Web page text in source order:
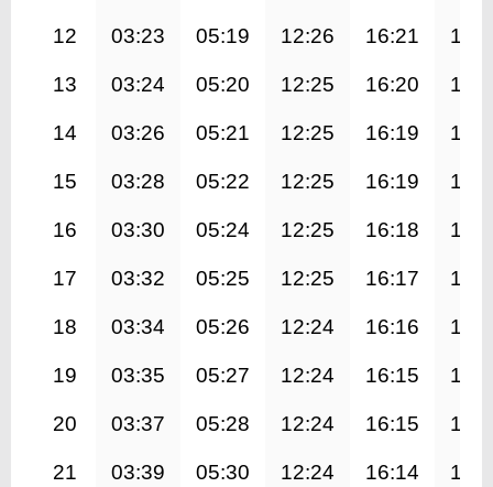
12 03:23 05:19 12:26 16:21
13 03:24 05:20 12:25 16:20
14 03:26 05:21 12:25 16:19
15 03:28 05:22 12:25 16:19
16 03:30 05:24 12:25 16:18
17 03:32 05:25 12:25 16:17
18 03:34 05:26 12:24 16:16
19 03:35 05:27 12:24 16:15
20 03:37 05:28 12:24 16:15
21 03:39 05:30 12:24 16:14